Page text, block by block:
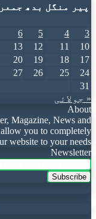
پیر
منگل بدھ
3
4
5
6
10
11
12
13
17
18
19
20
24
25
26
27
31
« جولائی
About
Magazine, News and
you to completely
website to your needs.
Newsletter
Enter
your
Email